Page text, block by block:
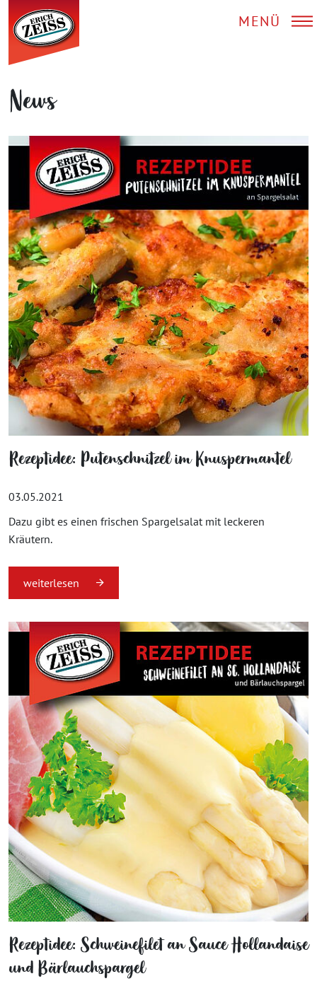
MENÜ
News
Rezeptidee: Putenschnitzel im Knuspermantel
03.05.2021
Dazu gibt es einen frischen Spargelsalat mit leckeren
Kräutern.
weiterlesen
Rezeptidee: Schweinefilet an Sauce Hollandaise
und Bärlauchspargel